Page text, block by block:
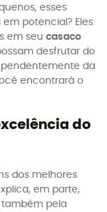
esses
potencial? Eles
em seu casaco
desfrutar do
da
encontrará o
do
dos melhores
em parte,
também pela